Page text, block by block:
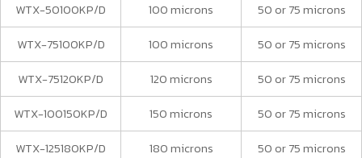
WTX-50100KP/D
100 microns
50 or 75 microns
WTX-75100KP/D
100 microns
50 or 75 microns
WTX-75120KP/D
120 microns
50 or 75 microns
WTX-100150KP/D
150 microns
50 or 75 microns
WTX-125180KP/D
180 microns 50 or 75 microns